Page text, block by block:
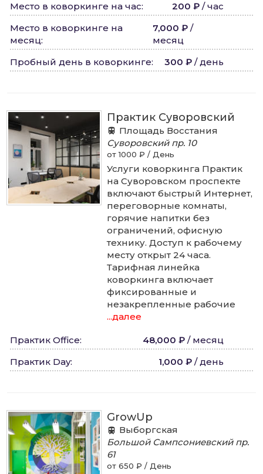
Место в коворкинге на час: 200 ₽ / час
Место в коворкинге на
месяц:
7,000 ₽ /
месяц
Пробный день в коворкинге: 300 ₽ / день
Практик Суворовский
Площадь Восстания
Суворовский пр. 10
от 1000 ₽ / День
Услуги коворкинга Практик
на Суворовском проспекте
включают быстрый Интернет,
переговорные комнаты,
горячие напитки без
ограничений, офисную
технику. Доступ к рабочему
месту открыт 24 часа.
Тарифная линейка
коворкинга включает
фиксированные и
незакрепленные рабочие
...далее
Практик Office: 48,000 ₽ / месяц
Практик Day: 1,000 ₽ / день
GrowUp
Выборгская
Большой Сампсониевский пр.
61
от 650 ₽ / День